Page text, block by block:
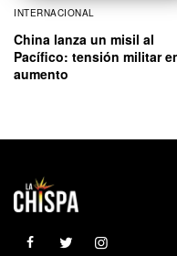
INTERNACIONAL
China lanza un misil al
Pacífico: tensión militar
aumento